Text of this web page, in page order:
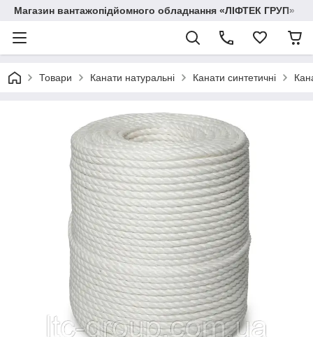
Магазин вантажопідйомного обладнання «ЛІФТЕК ГРУП»
Товари Канати натуральні Канати синтетичні